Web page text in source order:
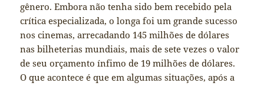
gênero. Embora não tenha sido bem recebido pela
crítica especializada, o longa foi um grande sucesso
nos cinemas, arrecadando 145 milhões de dólares
nas bilheterias mundiais, mais de sete vezes o valor
de seu orçamento ínfimo de 19 milhões de dólares.
O que acontece é que em algumas situações, após a